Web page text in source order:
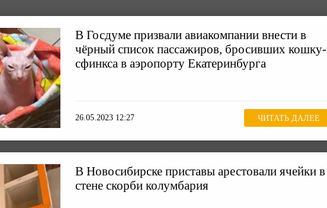
В Госдуме призвали авиакомпании внести в
чёрный список пассажиров, бросивших кошку-
сфинкса в аэропорту Екатеринбурга
26.05.2023 12:27 ЧИТАТЬ ДАЛЕЕ
В Новосибирске приставы арестовали ячейки в
стене скорби колумбария